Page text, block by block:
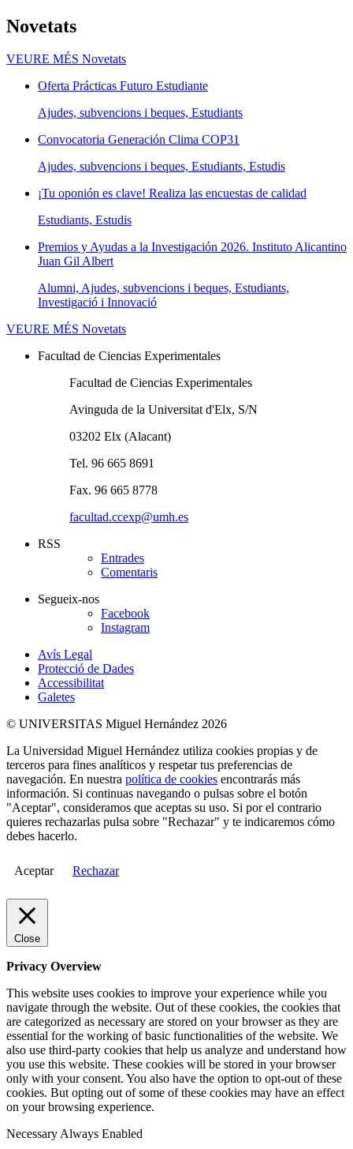
Novetats
VEURE MÉS Novetats
Oferta Prácticas Futuro Estudiante
Ajudes, subvencions i beques, Estudiants
Convocatoria Generación Clima COP31
Ajudes, subvencions i beques, Estudiants, Estudis
¡Tu oponión es clave! Realiza las encuestas de calidad
Estudiants, Estudis
Premios y Ayudas a la Investigación 2026. Instituto Alicantino
Juan Gil Albert
Alumni, Ajudes, subvencions i beques, Estudiants,
Investigació i Innovació
VEURE MÉS Novetats
Facultad de Ciencias Experimentales
Facultad de Ciencias Experimentales
Avinguda de la Universitat d'Elx, S/N
03202 Elx (Alacant)
Tel. 96 665 8691
Fax. 96 665 8778
facultad.ccexp@umh.es
RSS
Entrades
Comentaris
Segueix-nos
Facebook
Instagram
Avís Legal
Protecció de Dades
Accessibilitat
Galetes
© UNIVERSITAS Miguel Hernández 2026
La Universidad Miguel Hernández utiliza cookies propias y de
terceros para fines analíticos y respetar tus preferencias de
navegación. En nuestra política de cookies encontrarás más
información. Si continuas navegando o pulsas sobre el botón
"Aceptar", consideramos que aceptas su uso. Si por el contrario
quieres rechazarlas pulsa sobre "Rechazar" y te indicaremos cómo
debes hacerlo.
Aceptar Rechazar
Close
Privacy Overview
This website uses cookies to improve your experience while you
navigate through the website. Out of these cookies, the cookies that
are categorized as necessary are stored on your browser as they are
essential for the working of basic functionalities of the website. We
also use third-party cookies that help us analyze and understand how
you use this website. These cookies will be stored in your browser
only with your consent. You also have the option to opt-out of these
cookies. But opting out of some of these cookies may have an effect
on your browsing experience.
NecessaryAlways Enabled